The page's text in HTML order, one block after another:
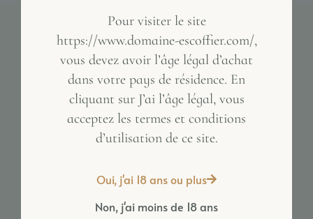
Inactive
Pour visiter le site
https://www.domaine-escoffier.com/,
vous devez avoir l’âge légal d’achat
dans votre pays de résidence. En
cliquant sur J’ai l’âge légal, vous
acceptez les termes et conditions
d’utilisation de ce site.
Oui, j'ai 18 ans ou plus
Non, j'ai moins de 18 ans